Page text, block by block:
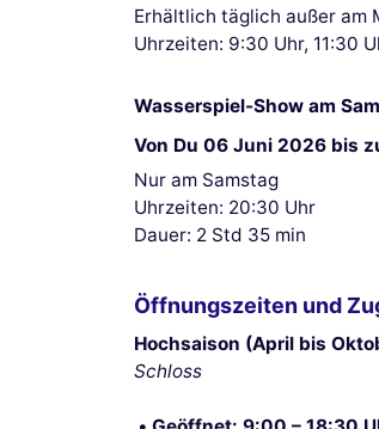
Erhältlich täglich außer am
Uhrzeiten: 9:30 Uhr, 11:30
Wasserspiel-Show am
Von Du 06 Juni 2026 bis
Nur am Samstag
Uhrzeiten: 20:30 Uhr
Dauer: 2 Std 35 min
Öffnungszeiten und
Hochsaison (April bis
Schloss